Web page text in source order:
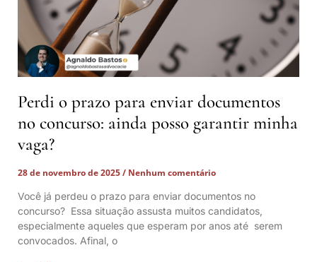
Perdi o prazo para enviar documentos
no concurso: ainda posso garantir minha
vaga?
28 de novembro de 2025
Nenhum comentário
Você já perdeu o prazo para enviar documentos no
concurso? Essa situação assusta muitos candidatos,
especialmente aqueles que esperam por anos até serem
convocados. Afinal, o